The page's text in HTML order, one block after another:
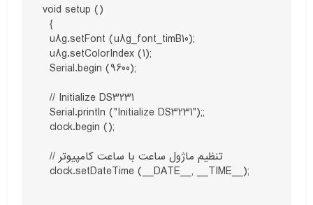
void setup ()
  {
  u8g.setFont (u8g_font_timB10);
  u8g.setColorIndex (1);
  Serial.begin (9600);
  // Initialize DS3231
  Serial.println ("Initialize DS3231");;
  clock.begin ();
  // تنظیم ماژول ساعت با ساعت کامپیوتر
  clock.setDateTime (__DATE__, __TIME__);